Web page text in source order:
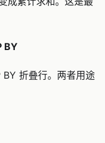
BY
BY 折叠行。两者用途